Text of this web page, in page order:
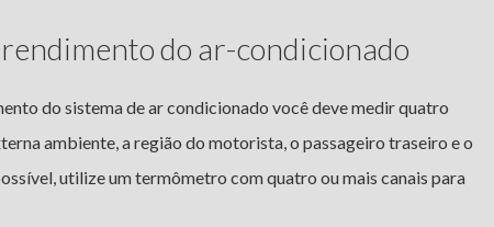
do ar-condicionado
do sistema de ar condicionado você deve medir quatro
ambiente, a região do motorista, o passageiro traseiro e o
utilize um termômetro com quatro ou mais canais para